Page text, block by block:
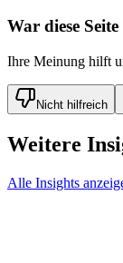
War diese
Ihre Meinung hilft
Nicht hilfreich
Weitere
Alle Insights